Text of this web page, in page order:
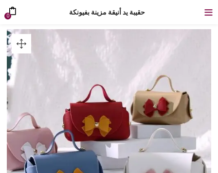
حقيبة يد أنيقة مزينة بفيونكة 0